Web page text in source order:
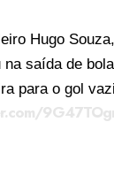
Hugo
saída de
para o gol